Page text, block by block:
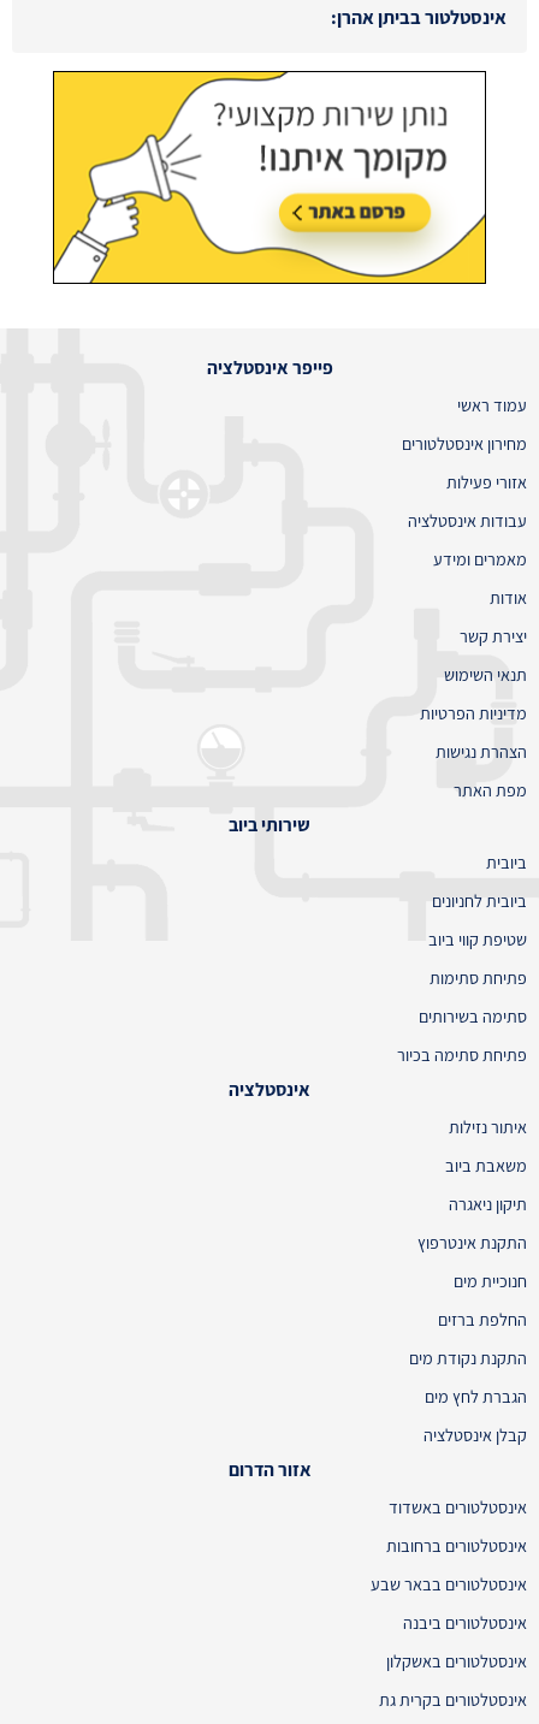
אינסטלטור בביתן אהרן:
פייפר אינסטלציה
עמוד ראשי
מחירון אינסטלטורים
אזורי פעילות
עבודות אינסטלציה
מאמרים ומידע
אודות
יצירת קשר
תנאי השימוש
מדיניות הפרטיות
הצהרת נגישות
מפת האתר
שירותי ביוב
ביובית
ביובית לחניונים
שטיפת קווי ביוב
פתיחת סתימות
סתימה בשירותים
פתיחת סתימה בכיור
אינסטלציה
איתור נזילות
משאבת ביוב
תיקון ניאגרה
התקנת אינטרפוץ
חנוכיית מים
החלפת ברזים
התקנת נקודת מים
הגברת לחץ מים
קבלן אינסטלציה
אזור הדרום
אינסטלטורים באשדוד
אינסטלטורים ברחובות
אינסטלטורים בבאר שבע
אינסטלטורים ביבנה
אינסטלטורים באשקלון
אינסטלטורים בקרית גת